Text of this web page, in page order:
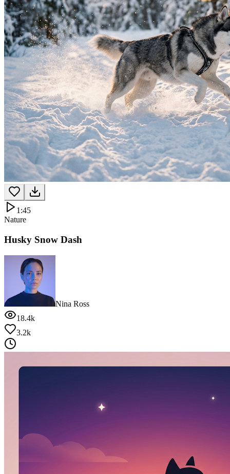
1:45
Nature
Husky Snow Dash
Nina Ross
18.4k
3.2k